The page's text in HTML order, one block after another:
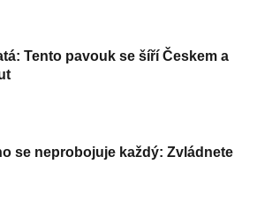
Tento pavouk se šíří Českem a
se neprobojuje každý: Zvládnete